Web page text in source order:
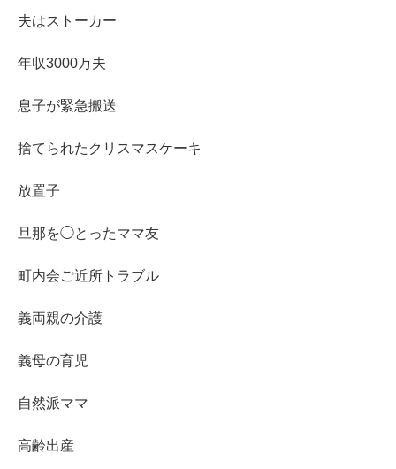
夫はストーカー
年収3000万夫
息子が緊急搬送
捨てられたクリスマスケーキ
放置子
旦那を◯とったママ友
町内会ご近所トラブル
義両親の介護
義母の育児
自然派ママ
高齢出産